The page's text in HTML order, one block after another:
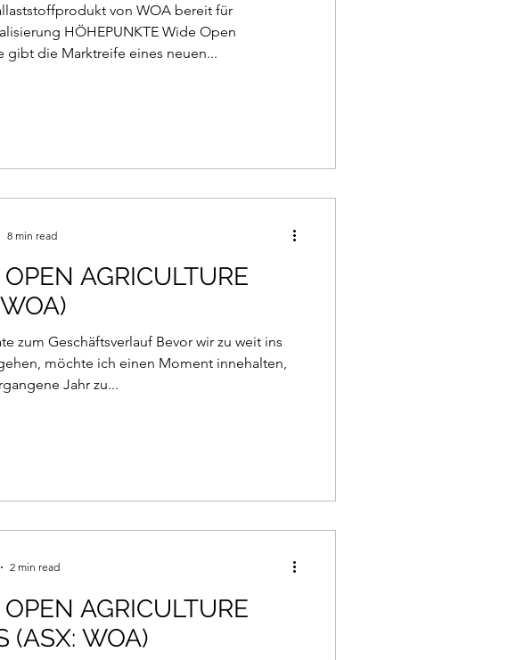
von WOA bereit für
HÖHEPUNKTE Wide Open
gibt die Marktreife eines neuen...
AGRICULTURE
zum Geschäftsverlauf Bevor wir zu weit ins
möchte ich einen Moment innehalten,
Jahr zu...
8 min read
AGRICULTURE
(ASX: WOA)
2 min read